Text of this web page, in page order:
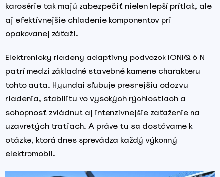
karosérie tak majú zabezpečiť nielen lepší prítlak, ale
aj efektívnejšie chladenie komponentov pri
opakovanej záťaži.
Elektronicky riadený adaptívny podvozok IONIQ 6 N
patrí medzi základné stavebné kamene charakteru
tohto auta. Hyundai sľubuje presnejšiu odozvu
riadenia, stabilitu vo vysokých rýchlostiach a
schopnosť zvládnuť aj intenzívnejšie zaťaženie na
uzavretých tratiach. A práve tu sa dostávame k
otázke, ktorá dnes sprevádza každý výkonný
elektromobil.